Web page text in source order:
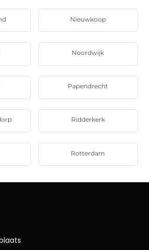
Nieuwkoop
Noordwijk
Papendrecht
Ridderkerk
Rotterdam